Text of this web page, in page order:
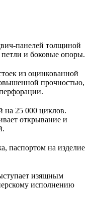
панелей толщиной
и боковые опоры.
из оцинкованной
прочностью,
на 25 000 циклов.
открывание и
паспортом на изделие
изящным
исполнению